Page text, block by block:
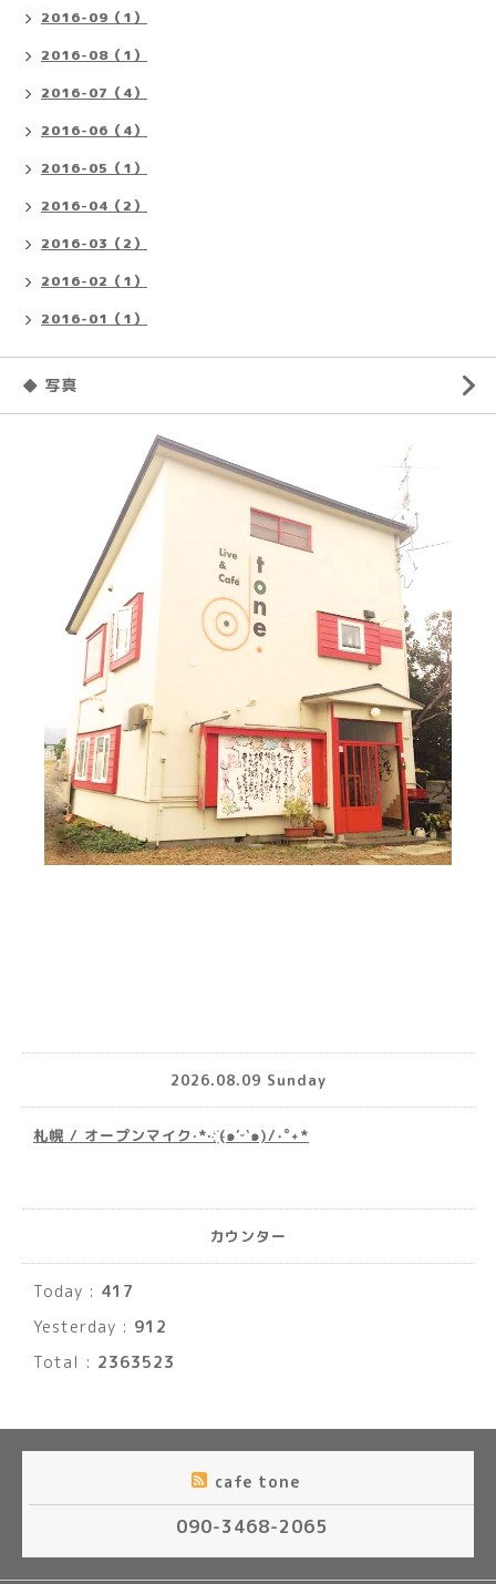
2016-09（1）
2016-08（1）
2016-07（4）
2016-06（4）
2016-05（1）
2016-04（2）
2016-03（2）
2016-02（1）
2016-01（1）
◆ 写真
2026.08.09 Sunday
札幌 / オープンマイク·*· ҉(๑′ᵕ‵๑)/‧˚︎˖*
カウンター
Today : 417
Yesterday : 912
Total : 2363523
cafe tone
090-3468-2065